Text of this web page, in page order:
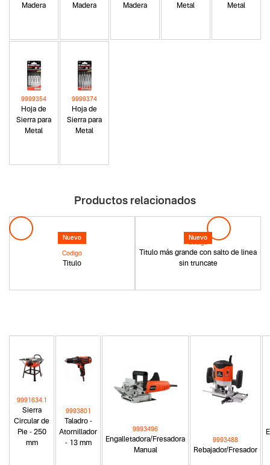
Madera Madera Madera Metal Metal
Hoja de
Sierra para
Metal
9999354
Hoja de
Sierra para
Metal
9999374
Productos relacionados
Nuevo
Titulo
Codigo
Nuevo
Titulo más grande con salto de linea
sin truncate
Sierra
Circular de
Pie - 250
mm
9991634.1
Taladro -
Atornillador
- 13 mm
9993801
Engalletadora/Fresadora
Manual
9993496
Rebajador/Fresador
9993488